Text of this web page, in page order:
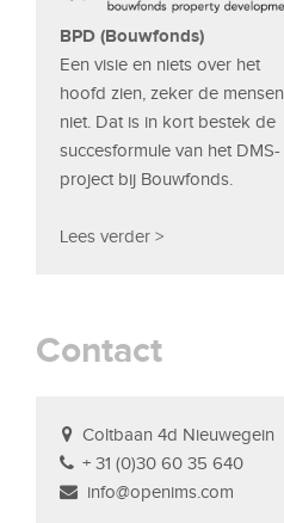
BPD (Bouwfonds)
Een visie en niets over het
hoofd zien, zeker de mensen
niet. Dat is in kort bestek de
succesformule van het DMS-
project bij Bouwfonds.
Lees verder >
Contact
Coltbaan 4d Nieuwegein
+ 31 (0)30 60 35 640
info@openims.com